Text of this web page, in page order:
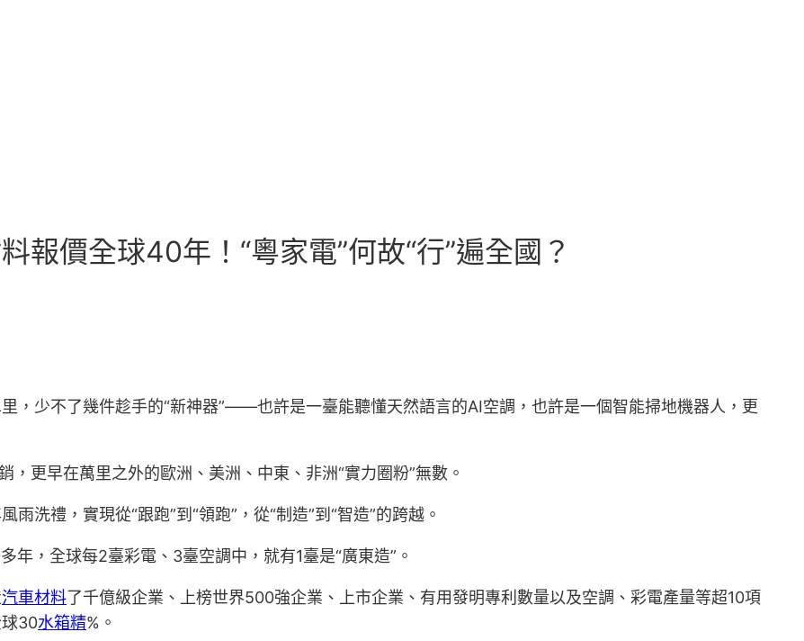
報價全球40年！“粵家電”何故“行”遍全國？
，少不了幾件趁手的“新神器”——也許是一臺能聽懂天然語言的AI空調，也許是一個智能掃地機器人，更
更早在萬里之外的歐洲、美洲、中東、非洲“實力圈粉”無數。
洗禮，實現從“跟跑”到“領跑”，從“制造”到“智造”的跨越。
年，全球每2臺彩電、3臺空調中，就有1臺是“廣東造”。
汽車材料了千億級企業、上榜世界500強企業、上市企業、有用發明專利數量以及空調、彩電產量等超10項
30水箱精%。